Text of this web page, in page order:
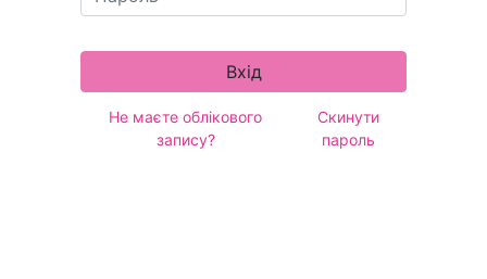
Вхід
Не маєте облікового
запису?
Скинути
пароль